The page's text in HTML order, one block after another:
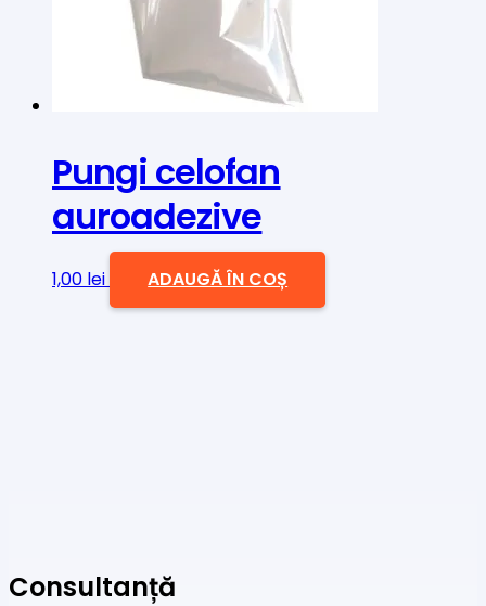
Pungi celofan
auroadezive
1,00 lei ADAUGĂ ÎN COȘ
Consultanță